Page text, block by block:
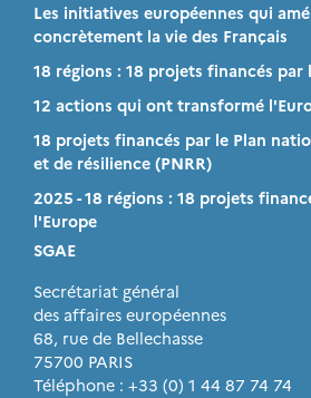
Les initiatives européennes qui
concrètement la vie des Français
18 régions : 18 projets financés par
12 actions qui ont transformé
18 projets financés par le Plan
et de résilience (PNRR)
2025 - 18 régions : 18 projets
l'Europe
SGAE
Secrétariat général
des affaires européennes
68, rue de Bellechasse
75700 PARIS
Téléphone : +33 (0) 1 44 87 74 74